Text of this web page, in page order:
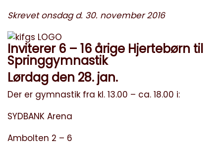
Skrevet onsdag d. 30. november 2016
Inviterer 6 – 16 årige Hjertebørn til
Springgymnastik
Lørdag den 28. jan.
Der er gymnastik fra kl. 13.00 – ca. 18.00 i:
SYDBANK Arena
Ambolten 2 – 6